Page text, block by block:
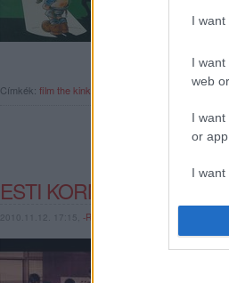
I want
I
web
I
or app.
I want
I
Címkék: film the kinks the white stripes
ESTI KORNÉL: BÁBU
2010.11.12. 17:15, -RECORDER-
Felelősségű